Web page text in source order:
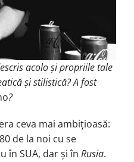
acolo și propriile tale
și stilistică? A fost
?
ceva mai ambițioasă:
de la noi cu se
în SUA, dar și în Rusia.